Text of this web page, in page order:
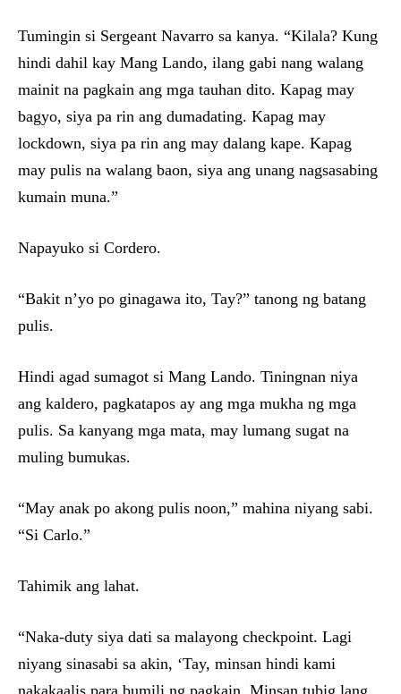
Tumingin si Sergeant Navarro sa kanya. “Kilala? Kung
hindi dahil kay Mang Lando, ilang gabi nang walang
mainit na pagkain ang mga tauhan dito. Kapag may
bagyo, siya pa rin ang dumadating. Kapag may
lockdown, siya pa rin ang may dalang kape. Kapag
may pulis na walang baon, siya ang unang nagsasabing
kumain muna.”
Napayuko si Cordero.
“Bakit n’yo po ginagawa ito, Tay?” tanong ng batang
pulis.
Hindi agad sumagot si Mang Lando. Tiningnan niya
ang kaldero, pagkatapos ay ang mga mukha ng mga
pulis. Sa kanyang mga mata, may lumang sugat na
muling bumukas.
“May anak po akong pulis noon,” mahina niyang sabi.
“Si Carlo.”
Tahimik ang lahat.
“Naka-duty siya dati sa malayong checkpoint. Lagi
niyang sinasabi sa akin, ‘Tay, minsan hindi kami